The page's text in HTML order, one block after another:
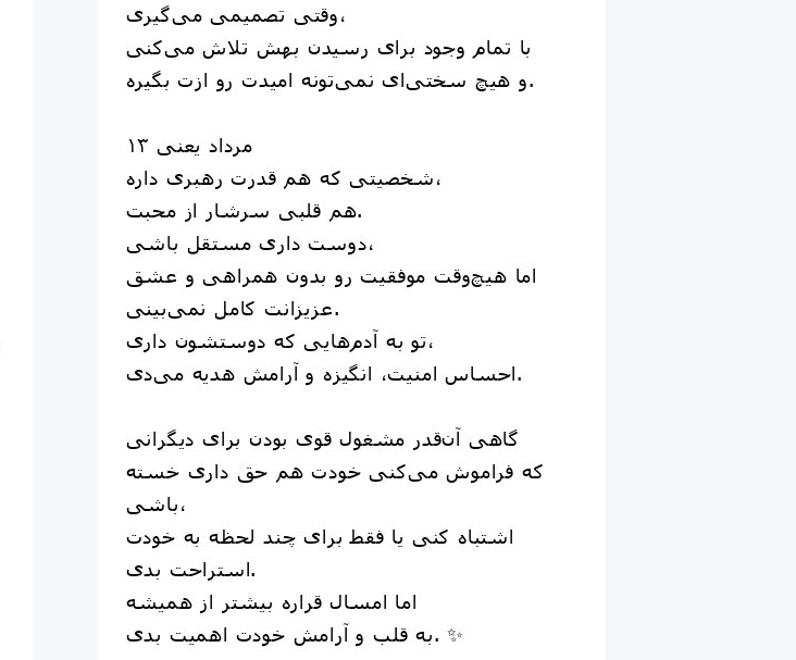
وقتی تصمیمی می‌گیری،
با تمام وجود برای رسیدن بهش تلاش می‌کنی
و هیچ سختی‌ای نمی‌تونه امیدت رو ازت بگیره.
۱۳ مرداد یعنی
شخصیتی که هم قدرت رهبری داره،
هم قلبی سرشار از محبت.
دوست داری مستقل باشی،
اما هیچ‌وقت موفقیت رو بدون همراهی و عشق
عزیزانت کامل نمی‌بینی.
تو به آدم‌هایی که دوستشون داری،
احساس امنیت، انگیزه و آرامش هدیه می‌دی.
گاهی آن‌قدر مشغول قوی بودن برای دیگرانی
که فراموش می‌کنی خودت هم حق داری خسته
باشی،
اشتباه کنی یا فقط برای چند لحظه به خودت
استراحت بدی.
اما امسال قراره بیشتر از همیشه
به قلب و آرامش خودت اهمیت بدی. ✨